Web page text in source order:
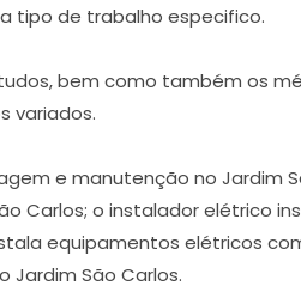
tipo de trabalho especifico.
bem como também os
variados.
e manutenção no Jardim
Carlos; o instalador elétrico
equipamentos elétricos
Jardim São Carlos.